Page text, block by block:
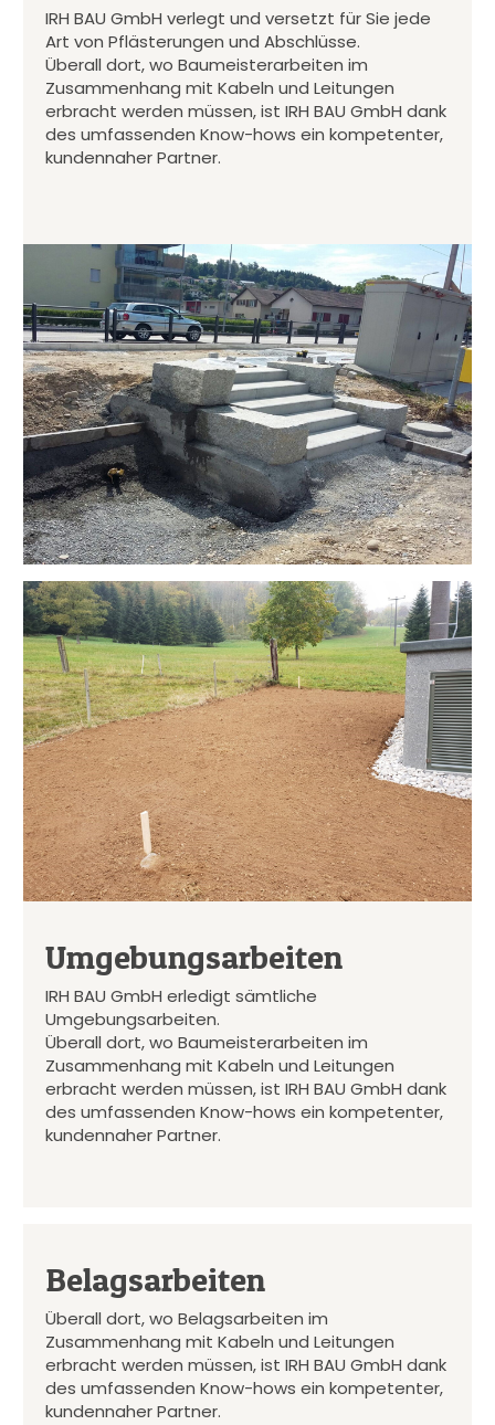
IRH BAU GmbH verlegt und versetzt für Sie jede
Art von Pflästerungen und Abschlüsse.
Überall dort, wo Baumeisterarbeiten im
Zusammenhang mit Kabeln und Leitungen
erbracht werden müssen, ist IRH BAU GmbH dank
des umfassenden Know-hows ein kompetenter,
kundennaher Partner.
Umgebungsarbeiten
IRH BAU GmbH erledigt sämtliche
Umgebungsarbeiten.
Überall dort, wo Baumeisterarbeiten im
Zusammenhang mit Kabeln und Leitungen
erbracht werden müssen, ist IRH BAU GmbH dank
des umfassenden Know-hows ein kompetenter,
kundennaher Partner.
Belagsarbeiten
Überall dort, wo Belagsarbeiten im
Zusammenhang mit Kabeln und Leitungen
erbracht werden müssen, ist IRH BAU GmbH dank
des umfassenden Know-hows ein kompetenter,
kundennaher Partner.